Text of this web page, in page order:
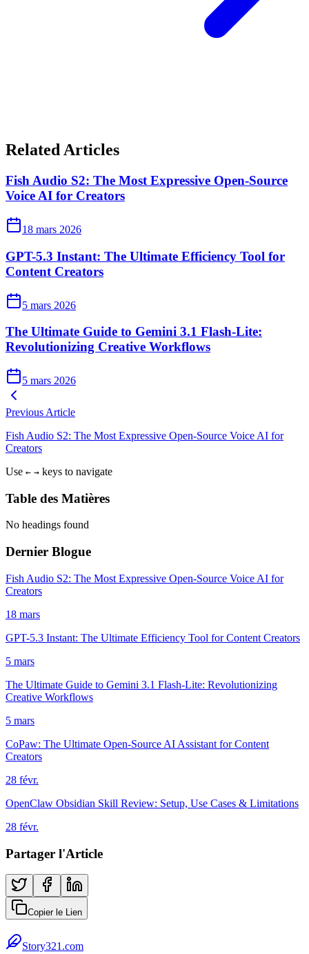
Related Articles
Fish Audio S2: The Most Expressive Open-Source
Voice AI for Creators
18 mars 2026
GPT-5.3 Instant: The Ultimate Efficiency Tool for
Content Creators
5 mars 2026
The Ultimate Guide to Gemini 3.1 Flash-Lite:
Revolutionizing Creative Workflows
5 mars 2026
Previous Article
Fish Audio S2: The Most Expressive Open-Source Voice AI for
Creators
Use ← → keys to navigate
Table des Matières
No headings found
Dernier Blogue
Fish Audio S2: The Most Expressive Open-Source Voice AI for
Creators
18 mars
GPT-5.3 Instant: The Ultimate Efficiency Tool for Content Creators
5 mars
The Ultimate Guide to Gemini 3.1 Flash-Lite: Revolutionizing
Creative Workflows
5 mars
CoPaw: The Ultimate Open-Source AI Assistant for Content
Creators
28 févr.
OpenClaw Obsidian Skill Review: Setup, Use Cases & Limitations
28 févr.
Partager l'Article
Copier le Lien
Story321.com